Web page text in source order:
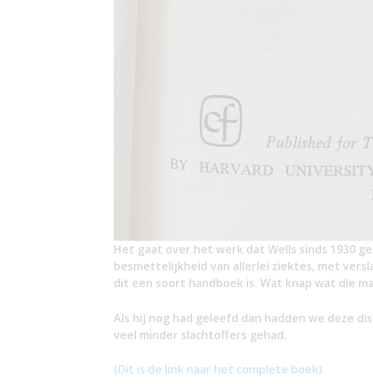
Het gaat over het werk dat Wells sinds 1930
besmettelijkheid van allerlei ziektes, met
dit een soort handboek is. Wat knap wat die
Als hij nog had geleefd dan hadden we deze
veel minder slachtoffers gehad.
(Dit is de link naar het complete boek).